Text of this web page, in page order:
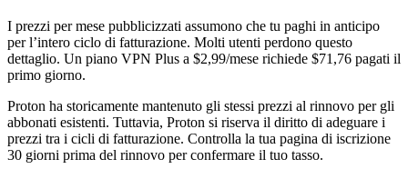
I prezzi per mese pubblicizzati assumono che tu paghi in anticipo
per l’intero ciclo di fatturazione. Molti utenti perdono questo
dettaglio. Un piano VPN Plus a $2,99/mese richiede $71,76 pagati il
primo giorno.
Proton ha storicamente mantenuto gli stessi prezzi al rinnovo per gli
abbonati esistenti. Tuttavia, Proton si riserva il diritto di adeguare i
prezzi tra i cicli di fatturazione. Controlla la tua pagina di iscrizione
30 giorni prima del rinnovo per confermare il tuo tasso.